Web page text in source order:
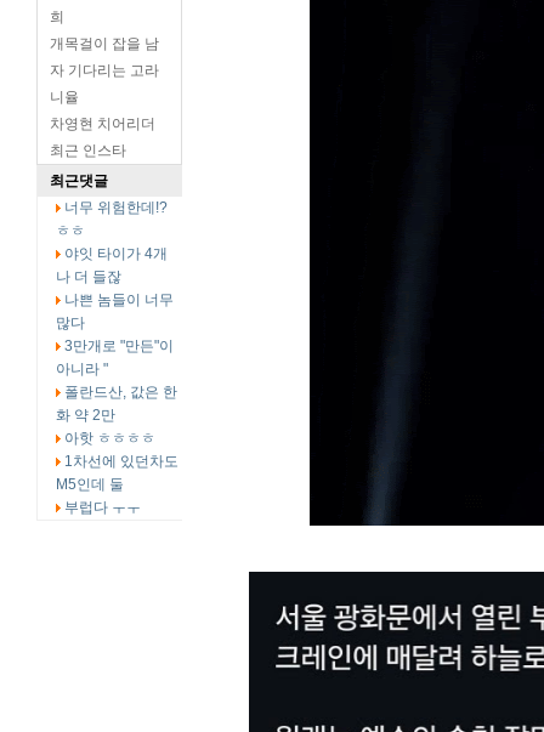
희
개목걸이 잡을 남
자 기다리는 고라
니율
차영현 치어리더
최근 인스타
최근댓글
너무 위험한데!?
ㅎㅎ
야잇 타이가 4개
나 더 들잖
나쁜 놈들이 너무
많다
3만개로 "만든"이
아니라 "
폴란드산, 값은 한
화 약 2만
아핫 ㅎㅎㅎㅎ
1차선에 있던차도
M5인데 둘
부럽다 ㅜㅜ